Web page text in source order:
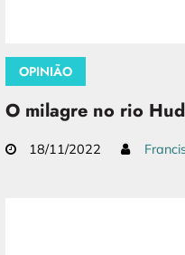
OPINIÃO
O milagre no rio
18/11/2022